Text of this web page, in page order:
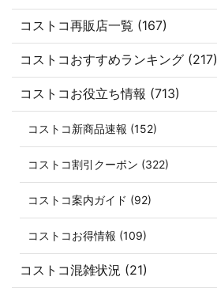
コストコ再販店一覧 (167)
コストコおすすめランキング (217)
コストコお役立ち情報 (713)
コストコ新商品速報 (152)
コストコ割引クーポン (322)
コストコ案内ガイド (92)
コストコお得情報 (109)
コストコ混雑状況 (21)